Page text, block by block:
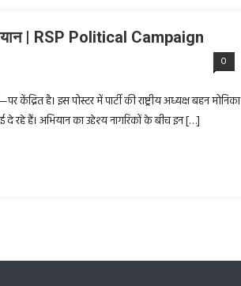
| RSP Political Campaign
0
केंद्रित है। इस पोस्टर में पार्टी की राष्ट्रीय अध्यक्ष बहन मोनिका
दे रहे हैं। अभियान का उद्देश्य नागरिकों के बीच इन […]